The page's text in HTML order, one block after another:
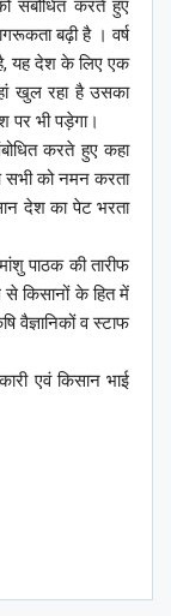
संबोधित करते हुए
बढ़ी है । वर्ष
है, यह देश के लिए एक
खुल रहा है उसका
पर भी पड़ेगा।
करते हुए कहा
को नमन करता
देश का पेट भरता
पाठक की तारीफ
से किसानों के हित में
वैज्ञानिकों व स्टाफ
एवं किसान भाई